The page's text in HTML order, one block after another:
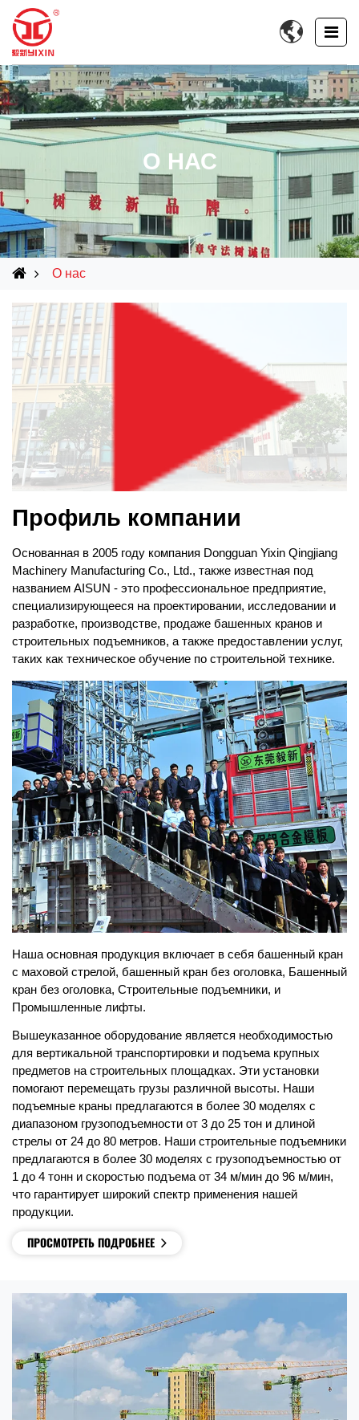

О НАС
О нас
Профиль компании
Основанная в 2005 году компания Dongguan Yixin Qingjiang
Machinery Manufacturing Co., Ltd., также известная под
названием AISUN - это профессиональное предприятие,
специализирующееся на проектировании, исследовании и
разработке, производстве, продаже башенных кранов и
строительных подъемников, а также предоставлении услуг,
таких как техническое обучение по строительной технике.
Наша основная продукция включает в себя башенный кран
с маховой стрелой, башенный кран без оголовка, Башенный
кран без оголовка, Строительные подъемники, и
Промышленные лифты.
Вышеуказанное оборудование является необходимостью
для вертикальной транспортировки и подъема крупных
предметов на строительных площадках. Эти установки
помогают перемещать грузы различной высоты. Наши
подъемные краны предлагаются в более 30 моделях с
диапазоном грузоподъемности от 3 до 25 тон и длиной
стрелы от 24 до 80 метров. Наши строительные подъемники
предлагаются в более 30 моделях с грузоподъемностью от
1 до 4 тонн и скоростью подъема от 34 м/мин до 96 м/мин,
что гарантирует широкий спектр применения нашей
продукции.
ПРОСМОТРЕТЬ ПОДРОБНЕЕ